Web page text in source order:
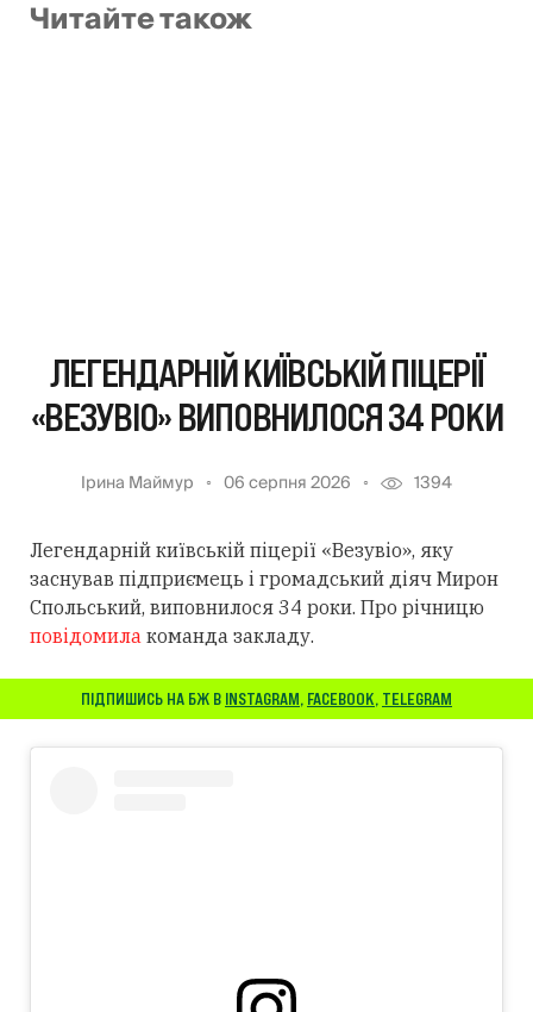
Читайте також
ЛЕГЕНДАРНІЙ КИЇВСЬКІЙ ПІЦЕРІЇ
«ВЕЗУВІО» ВИПОВНИЛОСЯ 34 РОКИ
Ірина Маймур 06 серпня 2026 1394
Легендарній київській піцерії «Везувіо», яку
заснував підприємець і громадський діяч Мирон
Спольський, виповнилося 34 роки. Про річницю
повідомила команда закладу.
ПІДПИШИСЬ НА БЖ В INSTAGRAM, FACEBOOK, TELEGRAM